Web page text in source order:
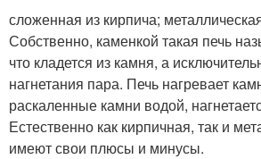
сложенная из кирпича;
Собственно, каменкой такая печь
что кладется из камня, а
нагнетания пара. Печь нагревает
раскаленные камни водой,
Естественно как кирпичная, так и
имеют свои плюсы и минусы.